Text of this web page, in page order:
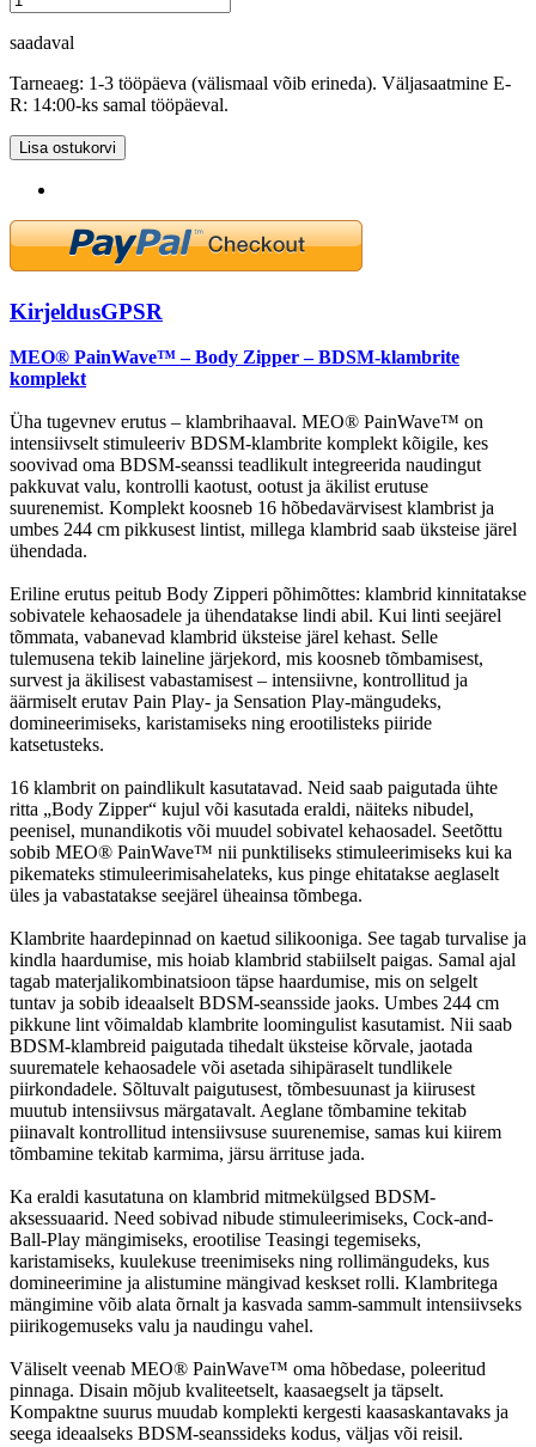
saadaval
Tarneaeg: 1-3 tööpäeva (välismaal võib erineda). Väljasaatmine E-
R: 14:00-ks samal tööpäeval.
Lisa ostukorvi
KirjeldusGPSR
MEO® PainWave™ – Body Zipper – BDSM-klambrite
komplekt
Üha tugevnev erutus – klambrihaaval. MEO® PainWave™ on
intensiivselt stimuleeriv BDSM-klambrite komplekt kõigile, kes
soovivad oma BDSM-seanssi teadlikult integreerida naudingut
pakkuvat valu, kontrolli kaotust, ootust ja äkilist erutuse
suurenemist. Komplekt koosneb 16 hõbedavärvisest klambrist ja
umbes 244 cm pikkusest lintist, millega klambrid saab üksteise järel
ühendada.
Eriline erutus peitub Body Zipperi põhimõttes: klambrid kinnitatakse
sobivatele kehaosadele ja ühendatakse lindi abil. Kui linti seejärel
tõmmata, vabanevad klambrid üksteise järel kehast. Selle
tulemusena tekib laineline järjekord, mis koosneb tõmbamisest,
survest ja äkilisest vabastamisest – intensiivne, kontrollitud ja
äärmiselt erutav Pain Play- ja Sensation Play-mängudeks,
domineerimiseks, karistamiseks ning erootilisteks piiride
katsetusteks.
16 klambrit on paindlikult kasutatavad. Neid saab paigutada ühte
ritta „Body Zipper“ kujul või kasutada eraldi, näiteks nibudel,
peenisel, munandikotis või muudel sobivatel kehaosadel. Seetõttu
sobib MEO® PainWave™ nii punktiliseks stimuleerimiseks kui ka
pikemateks stimuleerimisahelateks, kus pinge ehitatakse aeglaselt
üles ja vabastatakse seejärel üheainsa tõmbega.
Klambrite haardepinnad on kaetud silikooniga. See tagab turvalise ja
kindla haardumise, mis hoiab klambrid stabiilselt paigas. Samal ajal
tagab materjalikombinatsioon täpse haardumise, mis on selgelt
tuntav ja sobib ideaalselt BDSM-seansside jaoks. Umbes 244 cm
pikkune lint võimaldab klambrite loomingulist kasutamist. Nii saab
BDSM-klambreid paigutada tihedalt üksteise kõrvale, jaotada
suurematele kehaosadele või asetada sihipäraselt tundlikele
piirkondadele. Sõltuvalt paigutusest, tõmbesuunast ja kiirusest
muutub intensiivsus märgatavalt. Aeglane tõmbamine tekitab
piinavalt kontrollitud intensiivsuse suurenemise, samas kui kiirem
tõmbamine tekitab karmima, järsu ärrituse jada.
Ka eraldi kasutatuna on klambrid mitmekülgsed BDSM-
aksessuaarid. Need sobivad nibude stimuleerimiseks, Cock-and-
Ball-Play mängimiseks, erootilise Teasingi tegemiseks,
karistamiseks, kuulekuse treenimiseks ning rollimängudeks, kus
domineerimine ja alistumine mängivad keskset rolli. Klambritega
mängimine võib alata õrnalt ja kasvada samm-sammult intensiivseks
piirikogemuseks valu ja naudingu vahel.
Väliselt veenab MEO® PainWave™ oma hõbedase, poleeritud
pinnaga. Disain mõjub kvaliteetselt, kaasaegselt ja täpselt.
Kompaktne suurus muudab komplekti kergesti kaasaskantavaks ja
seega ideaalseks BDSM-seanssideks kodus, väljas või reisil.